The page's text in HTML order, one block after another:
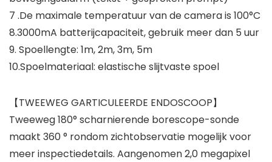
7 .De maximale temperatuur van de camera is 100°C
8.3000mA batterijcapaciteit, gebruik meer dan 5 uur
9. Spoellengte: 1m, 2m, 3m, 5m
10.Spoelmateriaal: elastische slijtvaste spoel
【TWEEWEG GARTICULEERDE ENDOSCOOP】
Tweeweg 180° scharnierende borescope-sonde
maakt 360 ° rondom zichtobservatie mogelijk voor
meer inspectiedetails. Aangenomen 2,0 megapixel